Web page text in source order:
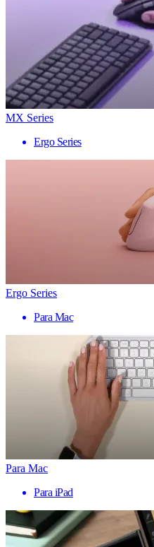
MX Series
Ergo Series
Ergo Series
Para Mac
Para Mac
Para iPad